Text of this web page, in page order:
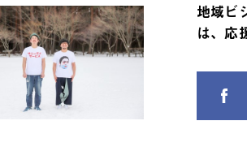
地域ビ
は、応